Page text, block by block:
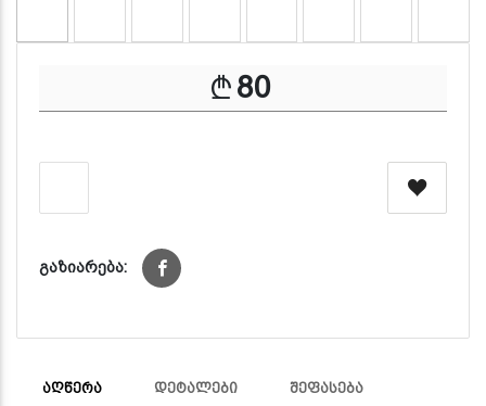
80
გაზიარება:
ᲐᲦᲬᲔᲠᲐ ᲓᲔᲢᲐᲚᲔᲑᲘ ᲨᲔᲤᲐᲡᲔᲑᲐ